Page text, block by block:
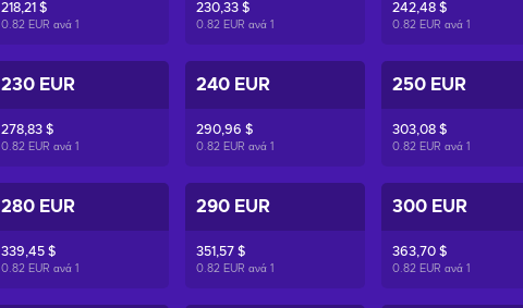
218,21 $
0.82 EUR ανά 1
230,33 $
0.82 EUR ανά1
242,48 $
0.82 EUR ανά1
230 EUR
278,83 $
0.82 EUR ανά 1
240 EUR
290,96 $
0.82 EUR ανά1
250 EUR
303,08 $
0.82 EUR ανά1
280 EUR
339,45 $
0.82 EUR ανά 1
290 EUR
351,57 $
0.82 EUR ανά1
300 EUR
363,70 $
0.82 EUR ανά1